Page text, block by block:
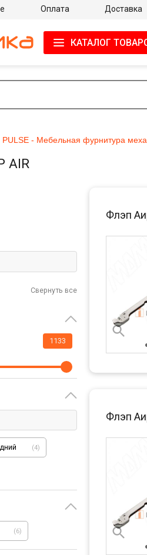
PULSE - Мебельная фурнитура
AIR
Свернуть все
(4)
(6)
Флэп
Флэп
Оплата Доставка
КАТАЛОГ